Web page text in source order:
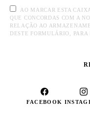
AO MARCAR ESTA
QUE CONCORDAS COM A
RELAÇÃO AO
DESTE FORMULÁRIO,
FACEBOOK